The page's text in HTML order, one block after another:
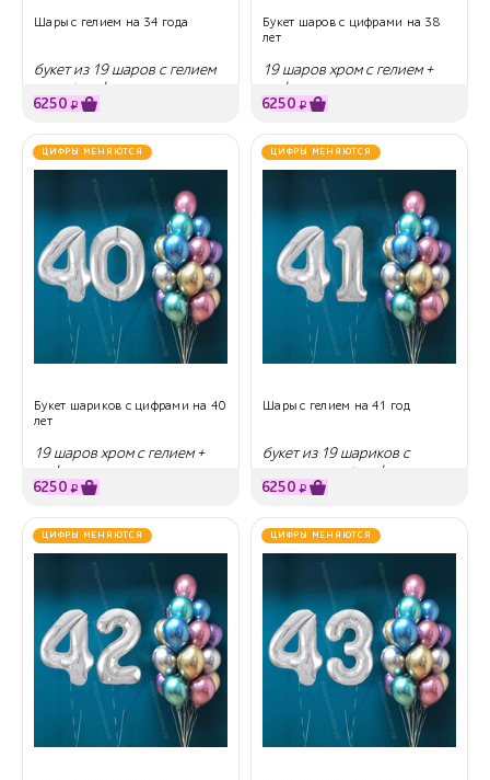
Шары с гелием на 34 года
букет из 19 шаров с гелием
хром + цифры
6250 ₽
Букет шаров с цифрами на 38
лет
19 шаров хром с гелием +
цифры
6250 ₽
ЦИФРЫ МЕНЯЮТСЯ
Букет шариков с цифрами на 40
лет
19 шаров хром с гелием +
цифры
6250 ₽
ЦИФРЫ МЕНЯЮТСЯ
Шары с гелием на 41 год
букет из 19 шариков с
гелием хром + цифры
6250 ₽
ЦИФРЫ МЕНЯЮТСЯ ЦИФРЫ МЕНЯЮТСЯ